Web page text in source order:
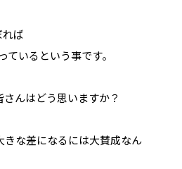
ば
ているという事です。
んはどう思いますか？
きな差になるには大賛成なん